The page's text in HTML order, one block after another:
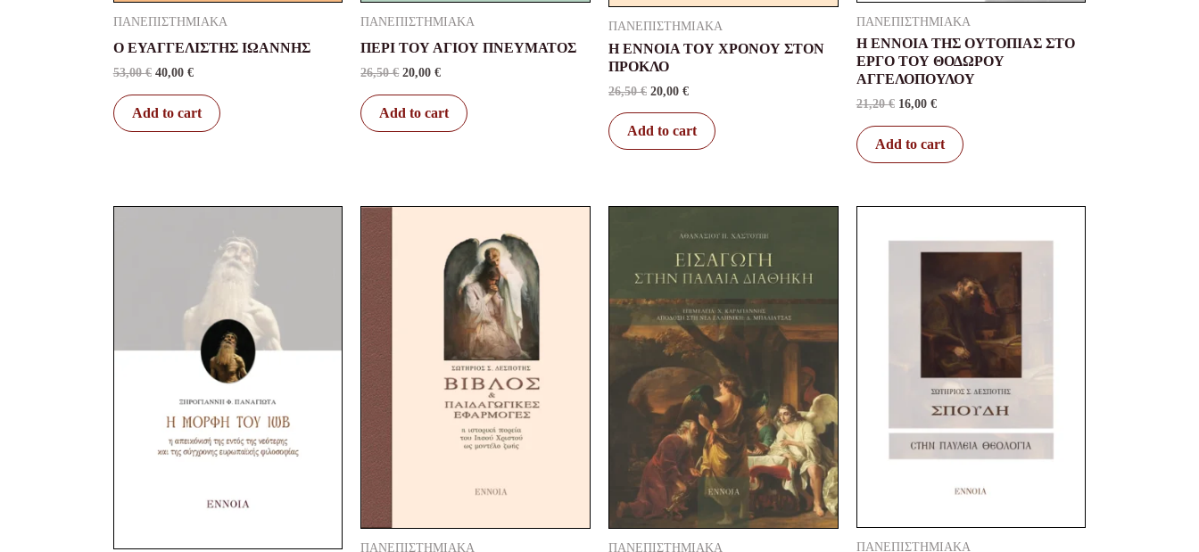
ΠΑΝΕΠΙΣΤΗΜΙΑΚΑ
Ο ΕΥΑΓΓΕΛΙΣΤΗΣ ΙΩΑΝΝΗΣ
53,00€ 40,00 €
Add to cart
ΠΑΝΕΠΙΣΤΗΜΙΑΚΑ
ΠΕΡΙ ΤΟΥ ΑΓΙΟΥ ΠΝΕΥΜΑΤΟΣ
26,50€ 20,00€
Add to cart
ΠΑΝΕΠΙΣΤΗΜΙΑΚΑ
Η ΕΝΝΟΙΑ ΤΟΥ ΧΡΟΝΟΥ ΣΤΟΝ
ΠΡΟΚΛΟ
26,50€ 20,00 €
Add to cart
ΠΑΝΕΠΙΣΤΗΜΙΑΚΑ
Η ΕΝΝΟΙΑ ΤΗΣ ΟΥΤΟΠΙΑΣ ΣΤΟ
ΕΡΓΟ ΤΟΥ ΘΟΔΩΡΟΥ
ΑΓΓΕΛΟΠΟΥΛΟΥ
21,20€ 16,00 €
Add to cart
ΠΑΝΕΠΙΣΤΗΜΙΑΚΑ
is:
33,00 €.
ΠΑΝΕΠΙΣΤΗΜΙΑΚΑ
37,10 €.
29,00 €.
ΠΑΝΕΠΙΣΤΗΜΙΑΚΑ
was:
is: